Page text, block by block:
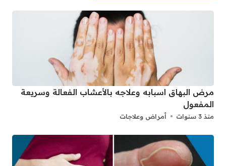
مرض البهاق اسبابه وعلاجه بالأعشاب الفعالة وسريعة
المفعول
منذ 3 سنوات أمراض وعلاجات